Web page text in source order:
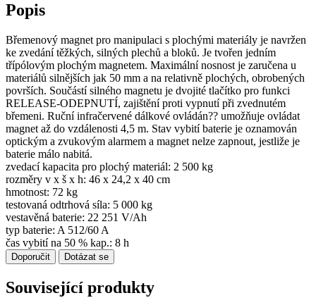
Popis
Břemenový magnet pro manipulaci s plochými materiály je navržen
ke zvedání těžkých, silných plechů a bloků. Je tvořen jedním
třípólovým plochým magnetem. Maximální nosnost je zaručena u
materiálů silnějších jak 50 mm a na relativně plochých, obrobených
površích. Součástí silného magnetu je dvojité tlačítko pro funkci
RELEASE-ODEPNUTÍ, zajištění proti vypnutí při zvednutém
břemeni. Ruční infračervené dálkové ovládán?? umožňuje ovládat
magnet až do vzdálenosti 4,5 m. Stav vybití baterie je oznamován
optickým a zvukovým alarmem a magnet nelze zapnout, jestliže je
baterie málo nabitá.
zvedací kapacita pro plochý materiál: 2 500 kg
rozměry v x š x h: 46 x 24,2 x 40 cm
hmotnost: 72 kg
testovaná odtrhová síla: 5 000 kg
vestavěná baterie: 22 251 V/Ah
typ baterie: A 512/60 A
čas vybití na 50 % kap.: 8 h
Doporučit Dotázat se
Související produkty